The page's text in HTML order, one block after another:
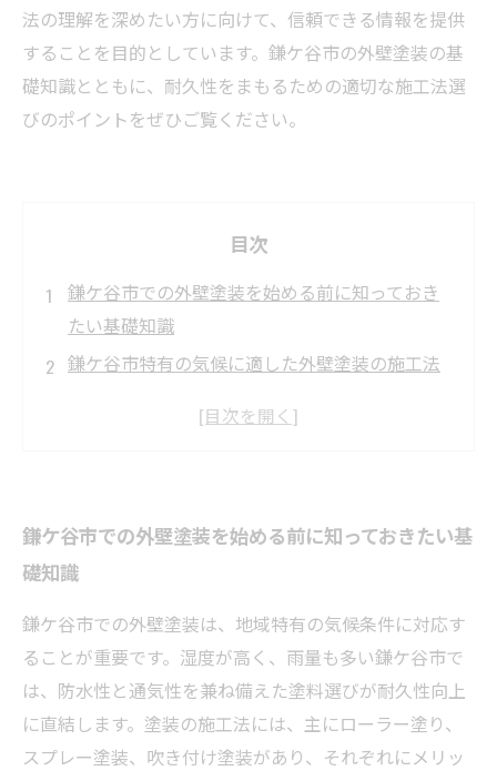
法の理解を深めたい方に向けて、信頼できる情報を提供
することを目的としています。鎌ケ谷市の外壁塗装の基
礎知識とともに、耐久性をまもるための適切な施工法選
びのポイントをぜひご覧ください。
目次
鎌ケ谷市での外壁塗装を始める前に知っておき
たい基礎知識
鎌ケ谷市特有の気候に適した外壁塗装の施工法
施工法ごとのメリット・デメリットを徹底比
ケ谷市での実例紹介
最適な施工法で建物を守る！鎌ケ谷市の外壁塗
装成功ストーリー
鎌ケ谷市で今注目の外壁塗装最新技術とその効
果
外壁塗装で差をつける！鎌ケ谷市で後悔しない
施工法の選び方
鎌ケ谷市での外壁塗装を始める前に知っておきたい基
礎知識
鎌ケ谷市での外壁塗装は、地域特有の気候条件に対応す
ることが重要です。湿度が高く、雨量も多い鎌ケ谷市で
は、防水性と通気性を兼ね備えた塗料選びが耐久性向上
に直結します。塗装の施工法には、主にローラー塗り、
スプレー塗装、吹き付け塗装があり、それぞれにメリッ